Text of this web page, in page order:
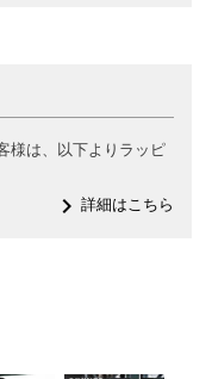
様は、以下よりラッピ
navigate_next詳細はこちら